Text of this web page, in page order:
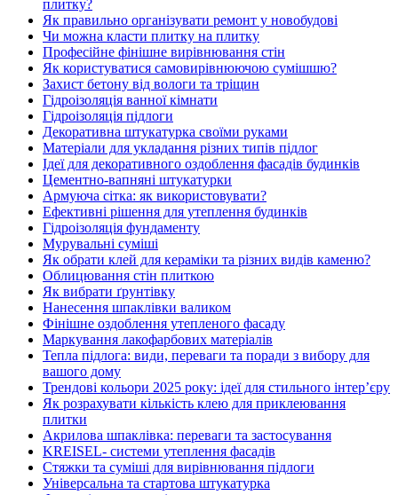
плитку?
Як правильно організувати ремонт у новобудові
Чи можна класти плитку на плитку
Професійне фінішне вирівнювання стін
Як користуватися самовирівнюючою сумішшю?
Захист бетону від вологи та тріщин
Гідроізоляція ванної кімнати
Гідроізоляція підлоги
Декоративна штукатурка своїми руками
Матеріали для укладання різних типів підлог
Ідеї для декоративного оздоблення фасадів будинків
Цементно-вапняні штукатурки
Армуюча сітка: як використовувати?
Ефективні рішення для утеплення будинків
Гідроізоляція фундаменту
Мурувальні суміші
Як обрати клей для кераміки та різних видів каменю?
Облицювання стін плиткою
Як вибрати ґрунтівку
Нанесення шпаклівки валиком
Фінішне оздоблення утепленого фасаду
Маркування лакофарбових матеріалів
Тепла підлога: види, переваги та поради з вибору для
вашого дому
Трендові кольори 2025 року: ідеї для стильного інтер’єру
Як розрахувати кількість клею для приклеювання
плитки
Акрилова шпаклівка: переваги та застосування
KREISEL- системи утеплення фасадів
Стяжки та суміші для вирівнювання підлоги
Універсальна та стартова штукатурка